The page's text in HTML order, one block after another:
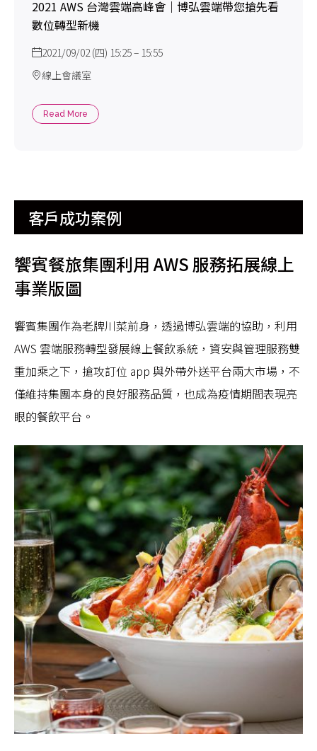
2021 AWS 台灣雲端高峰會｜博弘雲端帶您搶先看
數位轉型新機
2021/09/02 (四) 15:25 – 15:55
線上會議室
Read More
客戶成功案例
饗賓餐旅集團利用 AWS 服務拓展線上
事業版圖
饗賓集團作為老牌川菜前身，透過博弘雲端的協助，利用
AWS 雲端服務轉型發展線上餐飲系統，資安與管理服務雙
重加乘之下，搶攻訂位 app 與外帶外送平台兩大市場，不
僅維持集團本身的良好服務品質，也成為疫情期間表現亮
眼的餐飲平台。